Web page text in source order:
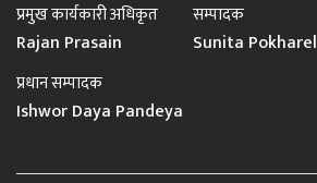
प्रमुख कार्यकारी अधिकृत
Rajan Prasain
सम्पादक
Sunita Pokharel
प्रधान सम्पादक
Ishwor Daya Pandeya